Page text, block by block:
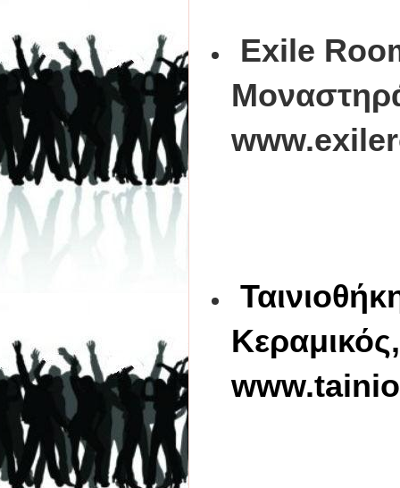
Exile